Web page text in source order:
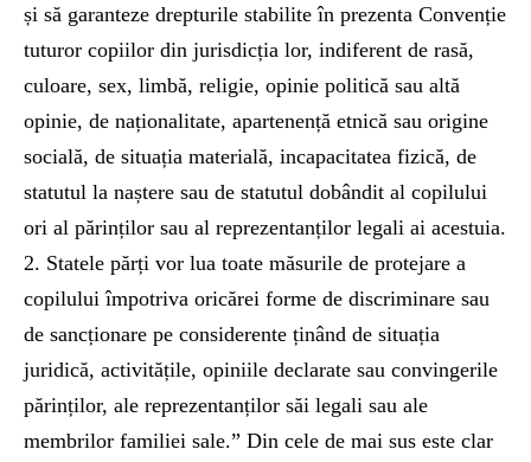
și să garanteze drepturile stabilite în prezenta Convenție
tuturor copiilor din jurisdicția lor, indiferent de rasă,
culoare, sex, limbă, religie, opinie politică sau altă
opinie, de naționalitate, apartenență etnică sau origine
socială, de situația materială, incapacitatea fizică, de
statutul la naștere sau de statutul dobândit al copilului
ori al părinților sau al reprezentanților legali ai acestuia.
2. Statele părți vor lua toate măsurile de protejare a
copilului împotriva oricărei forme de discriminare sau
de sancționare pe considerente ținând de situația
juridică, activitățile, opiniile declarate sau convingerile
părinților, ale reprezentanților săi legali sau ale
membrilor familiei sale.” Din cele de mai sus este clar